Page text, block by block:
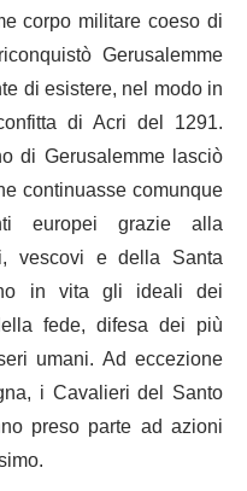
corpo militare coeso di
Gerusalemme
di esistere, nel modo in
di Acri del 1291.
di Gerusalemme lasciò
continuasse comunque
europei grazie alla
vescovi e della Santa
in vita gli ideali dei
fede, difesa dei più
umani. Ad eccezione
i Cavalieri del Santo
preso parte ad azioni